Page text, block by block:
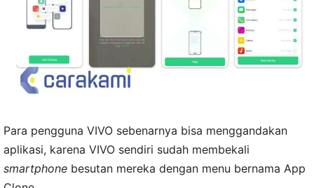
Para pengguna VIVO sebenarnya bisa menggandakan
aplikasi, karena VIVO sendiri sudah membekali
smartphone besutan mereka dengan menu bernama App